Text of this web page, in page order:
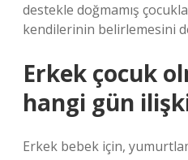
destekle doğmamış
kendilerinin belirlemesini
Erkek çocuk
hangi gün
Erkek bebek için,